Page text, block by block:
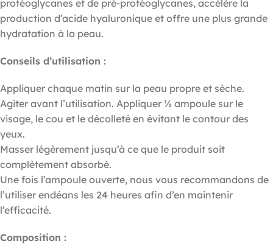
protéoglycanes et de pré-protéoglycanes, accélère la
production d’acide hyaluronique et offre une plus grande
hydratation à la peau.
Conseils d’utilisation :
Appliquer chaque matin sur la peau propre et sèche.
Agiter avant l’utilisation. Appliquer ½ ampoule sur le
visage, le cou et le décolleté en évitant le contour des
yeux.
Masser légèrement jusqu’à ce que le produit soit
complètement absorbé.
Une fois l’ampoule ouverte, nous vous recommandons de
l’utiliser endéans les 24 heures afin d’en maintenir
l’efficacité.
Composition :